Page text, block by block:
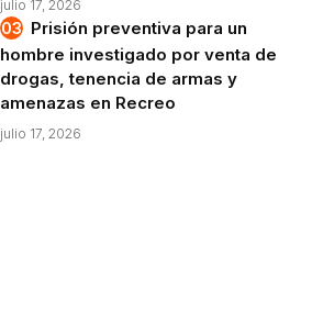
julio 17, 2026
Prisión preventiva para un
hombre investigado por venta de
drogas, tenencia de armas y
amenazas en Recreo
julio 17, 2026